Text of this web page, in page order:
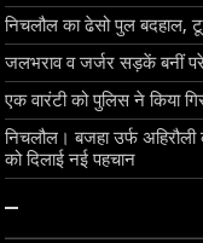
निचलौल का ढेसो पुल बदहाल,
जलभराव व जर्जर सड़कें बनीं
एक वारंटी को पुलिस ने किया
निचलौल। बजहा उर्फ
को दिलाई नई पहचान
–